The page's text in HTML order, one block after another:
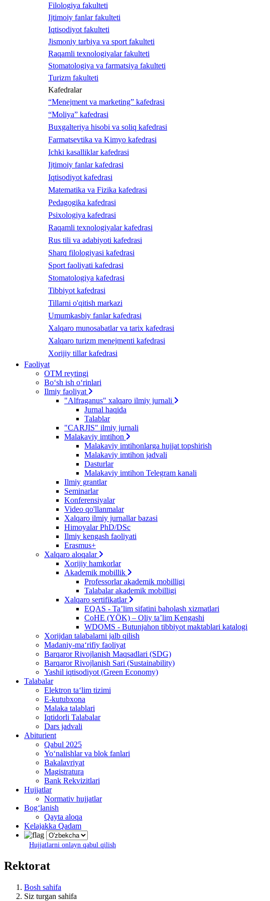
Filologiya fakulteti
Ijtimoiy fanlar fakulteti
Iqtisodiyot fakulteti
Jismoniy tarbiya va sport fakulteti
Raqamli texnologiyalar fakulteti
Stomatologiya va farmatsiya fakulteti
Turizm fakulteti
Kafedralar
“Menejment va marketing” kafedrasi
“Moliya” kafedrasi
Buxgalteriya hisobi va soliq kafedrasi
Farmatsevtika va Kimyo kafedrasi
Ichki kasalliklar kafedrasi
Ijtimoiy fanlar kafedrasi
Iqtisodiyot kafedrasi
Matematika va Fizika kafedrasi
Pedagogika kafedrasi
Psixologiya kafedrasi
Raqamli texnologiyalar kafedrasi
Rus tili va adabiyoti kafedrasi
Sharq filologiyasi kafedrasi
Sport faoliyati kafedrasi
Stomatologiya kafedrasi
Tibbiyot kafedrasi
Tillarni o'qitish markazi
Umumkasbiy fanlar kafedrasi
Xalqaro munosabatlar va tarix kafedrasi
Xalqaro turizm menejmenti kafedrasi
Xorijiy tillar kafedrasi
Faoliyat
OTM reytingi
Bo‘sh ish o‘rinlari
Ilmiy faoliyat
"Alfraganus" xalqaro ilmiy jurnali
Jurnal haqida
Talablar
"CARJIS" ilmiy jurnali
Malakaviy imtihon
Malakaviy imtihonlarga hujjat topshirish
Malakaviy imtihon jadvali
Dasturlar
Malakaviy imtihon Telegram kanali
Ilmiy grantlar
Seminarlar
Konferensiyalar
Video qo'llanmalar
Xalqaro ilmiy jurnallar bazasi
Himoyalar PhD/DSc
Ilmiy kengash faoliyati
Erasmus+
Xalqaro aloqalar
Xorijiy hamkorlar
Akademik mobillik
Professorlar akademik mobilligi
Talabalar akademik mobilligi
Xalqaro sertifikatlar
EQAS - Ta’lim sifatini baholash xizmatlari
CoHE (YÖK) – Oliy ta’lim Kengashi
WDOMS - Butunjahon tibbiyot maktablari katalogi
Xorijdan talabalarni jalb qilish
Madaniy-ma‘rifiy faoliyat
Barqaror Rivojlanish Maqsadlari (SDG)
Barqaror Rivojlanish Sari (Sustainability)
Yashil iqtisodiyot (Green Economy)
Talabalar
Elektron ta‘lim tizimi
E-kutubxona
Malaka talablari
Iqtidorli Talabalar
Dars jadvali
Abiturient
Qabul 2025
Yo‘nalishlar va blok fanlari
Bakalavriyat
Magistratura
Bank Rekvizitlari
Hujjatlar
Normativ hujjatlar
Bog‘lanish
Qayta aloqa
Kelajakka Qadam
Hujjatlarni onlayn qabul qilish
Rektorat
Bosh sahifa
Siz turgan sahifa